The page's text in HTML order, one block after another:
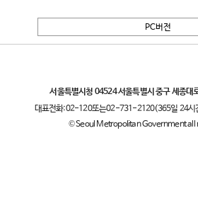
PC버전
서울특별시청 04524 서울특별시 중구 세종대
대표전화:02-120또는02-731-2120(365일 24시
© Seoul Metropolitan Government all